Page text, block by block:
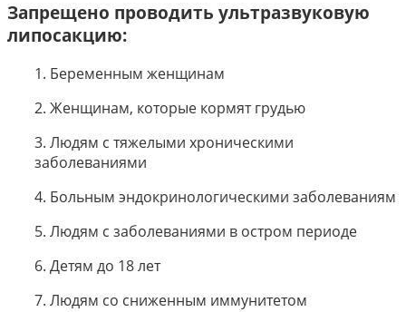
Запрещено проводить ультразвуковую
липосакцию:
1. Беременным женщинам
2. Женщинам, которые кормят грудью
3. Людям с тяжелыми хроническими
заболеваниями
4. Больным эндокринологическими заболеваниям
5. Людям с заболеваниями в остром периоде
6. Детям до 18 лет
7. Людям со сниженным иммунитетом